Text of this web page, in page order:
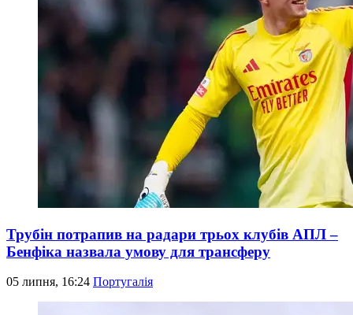
Трубін потрапив на радари трьох клубів АПЛ –
Бенфіка назвала умову для трансферу
05 липня, 16:24 Португалія